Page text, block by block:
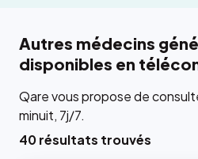
Autres médecins
disponibles en
Qare vous propose de
minuit, 7j/7.
40 résultats trouvés